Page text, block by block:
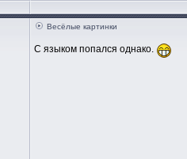
Весёлые картинки
С языком попался однако.